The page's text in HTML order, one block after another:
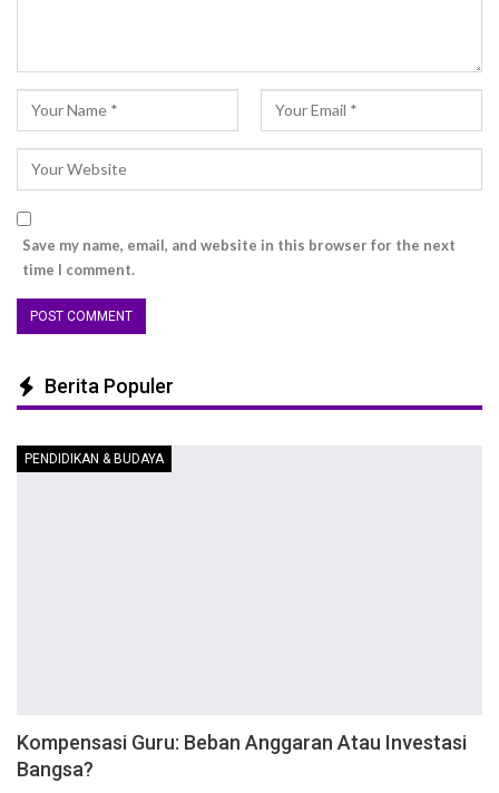
Save my name, email, and website in this browser for the next
time I comment.
Berita Populer
PENDIDIKAN & BUDAYA
Kompensasi Guru: Beban Anggaran Atau Investasi
Bangsa?